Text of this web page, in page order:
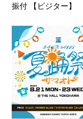
振付 【ビジター】